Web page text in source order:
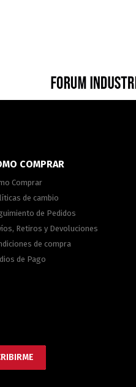
COMPRAR
Comprar
de cambio
de Pedidos
Retiros y Devoluciones
de compra
de Pago